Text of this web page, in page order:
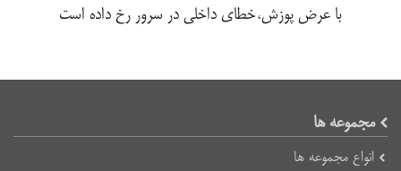
با عرض پوزش،خطای داخلی در سرور رخ داده است
مجموعه ها
انواع مجموعه ها